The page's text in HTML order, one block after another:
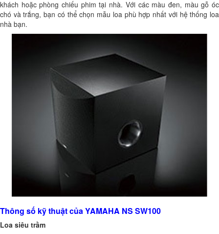
khách hoặc phòng chiếu phim tại nhà. Với các màu đen, màu gỗ óc
chó và trắng, bạn có thể chọn mẫu loa phù hợp nhất với hệ thống loa
nhà bạn.
Thông số kỹ thuật của YAMAHA NS SW100
Loa siêu trầm